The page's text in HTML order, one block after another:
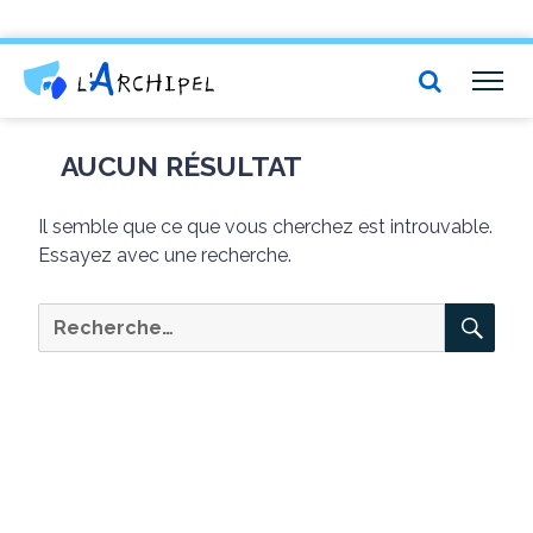
Centre social et culturel l'Archipel
AUCUN RÉSULTAT
Il semble que ce que vous cherchez est introuvable.
Essayez avec une recherche.
Recherche